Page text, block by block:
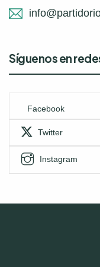
Síguenos en
Facebook
Twitter
Instagram